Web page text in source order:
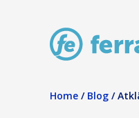
Home / Blog /